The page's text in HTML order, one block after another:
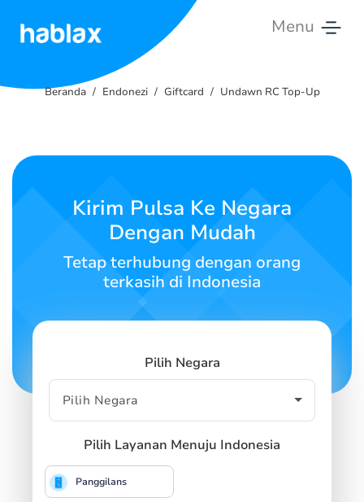
Menu
Tarif
Hubungi
Kami
Bahasa Indonesia
SIGN IN
Beranda Endonezi Giftcard Undawn RC Top-Up
Kirim Pulsa Ke Negara
Dengan Mudah
Tetap terhubung dengan orang
terkasih di Indonesia
Pilih Negara
Pilih Layanan Menuju Indonesia
Panggilans